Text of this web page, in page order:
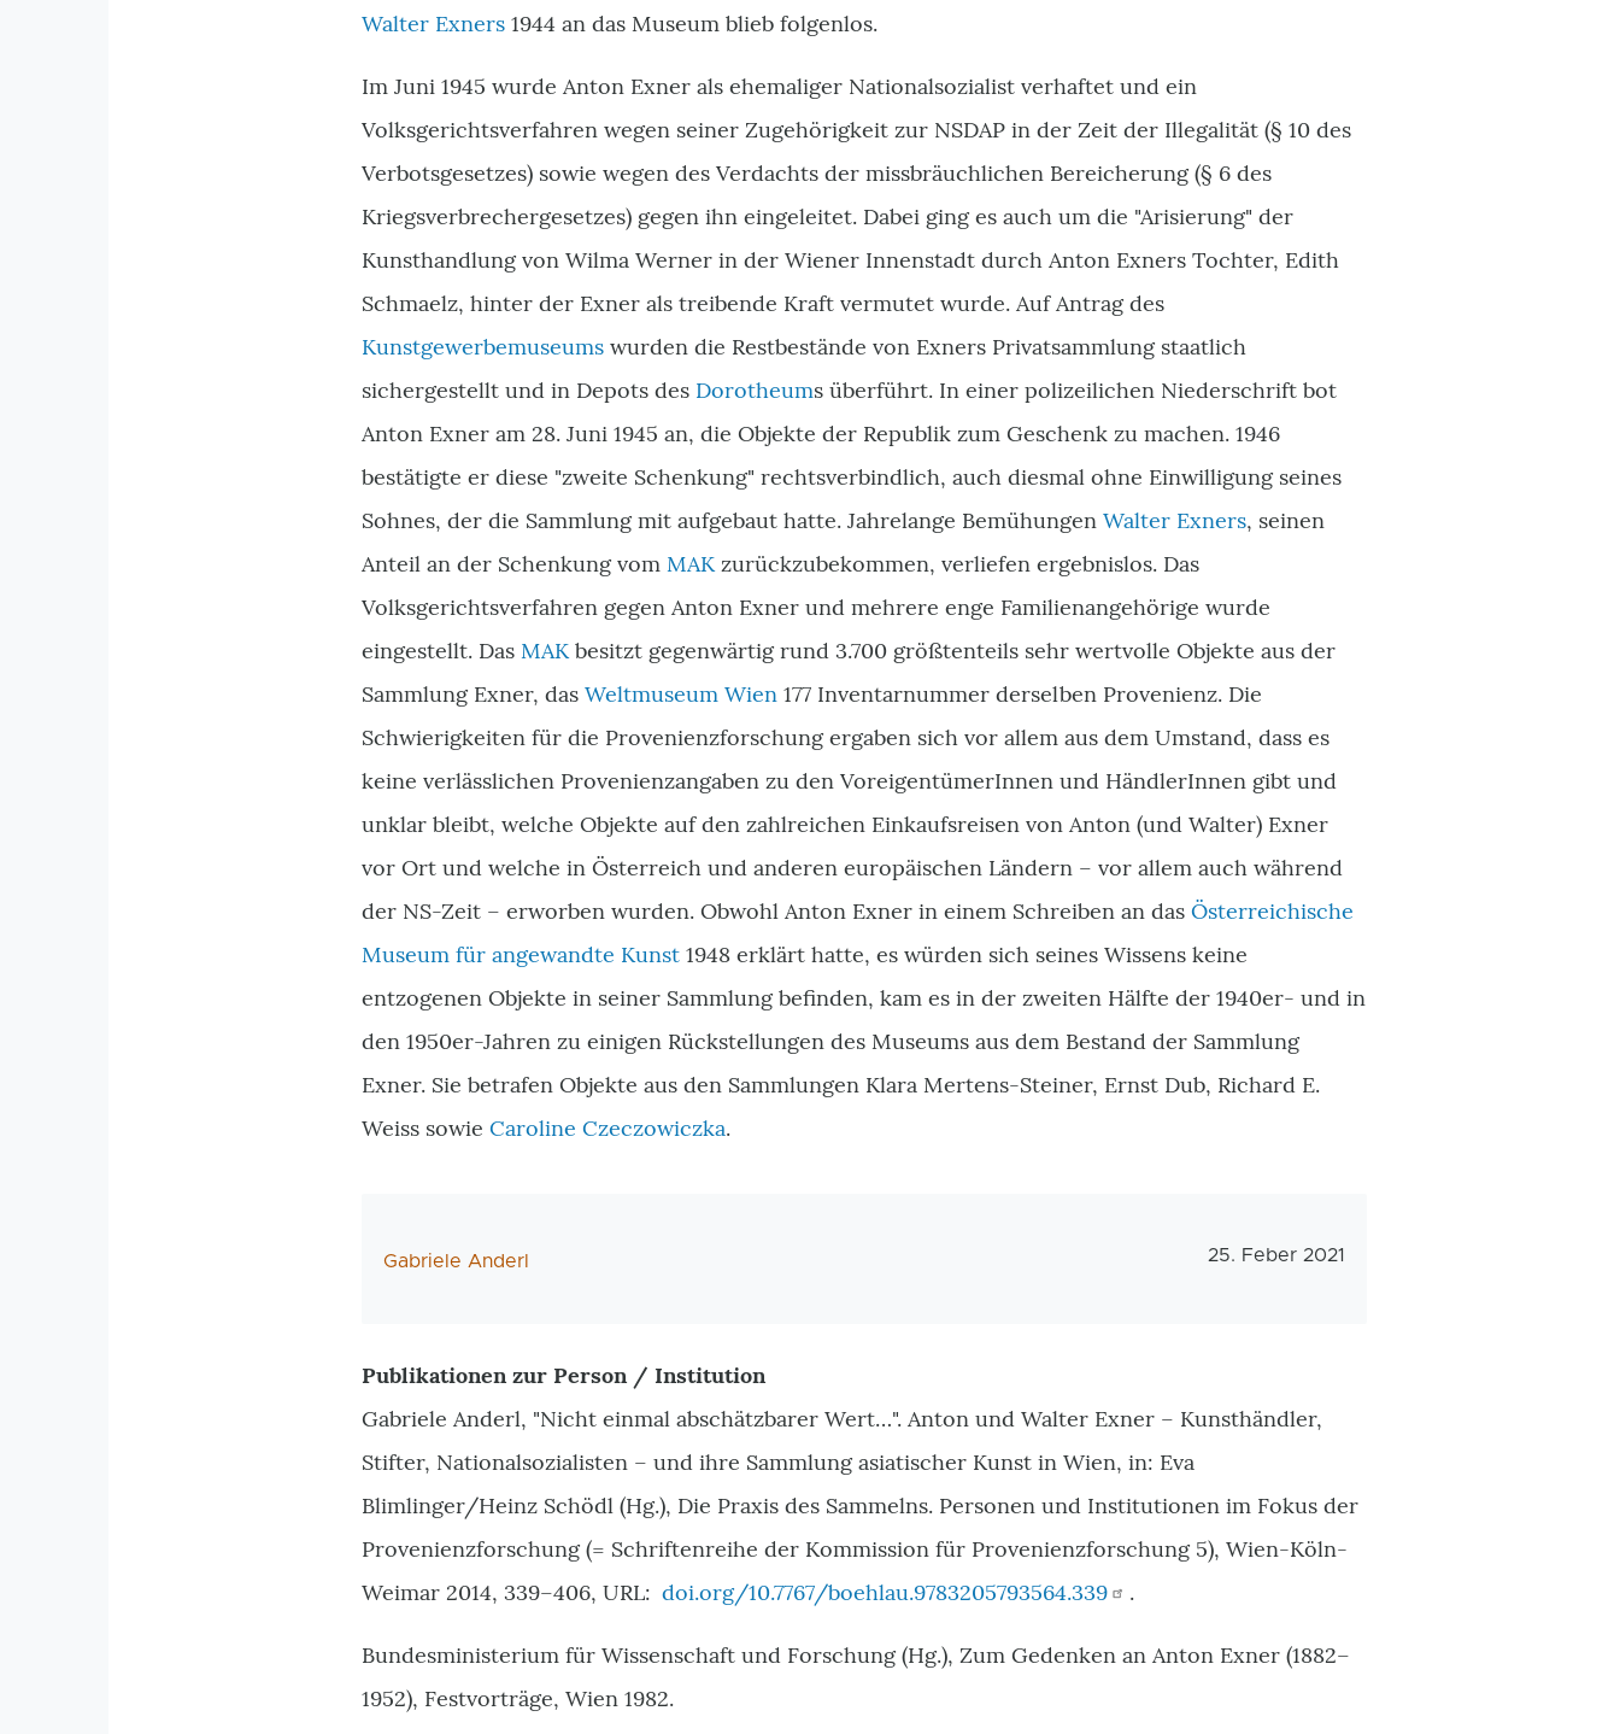
Walter Exners 1944 an das Museum blieb folgenlos.
Im Juni 1945 wurde Anton Exner als ehemaliger Nationalsozialist verhaftet und ein
Volksgerichtsverfahren wegen seiner Zugehörigkeit zur NSDAP in der Zeit der Illegalität (§ 10 des
Verbotsgesetzes) sowie wegen des Verdachts der missbräuchlichen Bereicherung (§ 6 des
Kriegsverbrechergesetzes) gegen ihn eingeleitet. Dabei ging es auch um die "Arisierung" der
Kunsthandlung von Wilma Werner in der Wiener Innenstadt durch Anton Exners Tochter, Edith
Schmaelz, hinter der Exner als treibende Kraft vermutet wurde. Auf Antrag des
Kunstgewerbemuseums wurden die Restbestände von Exners Privatsammlung staatlich
sichergestellt und in Depots des Dorotheums überführt. In einer polizeilichen Niederschrift bot
Anton Exner am 28. Juni 1945 an, die Objekte der Republik zum Geschenk zu machen. 1946
bestätigte er diese "zweite Schenkung" rechtsverbindlich, auch diesmal ohne Einwilligung seines
Sohnes, der die Sammlung mit aufgebaut hatte. Jahrelange Bemühungen Walter Exners, seinen
Anteil an der Schenkung vom MAKzurückzubekommen, verliefen ergebnislos. Das
Volksgerichtsverfahren gegen Anton Exner und mehrere enge Familienangehörige wurde
eingestellt. Das MAKbesitzt gegenwärtig rund 3.700 größtenteils sehr wertvolle Objekte aus der
Sammlung Exner, das Weltmuseum Wien 177 Inventarnummer derselben Provenienz. Die
Schwierigkeiten für die Provenienzforschung ergaben sich vor allem aus dem Umstand, dass es
keine verlässlichen Provenienzangaben zu den Voreigentümer­Innen und HändlerInnen gibt und
unklar bleibt, welche Objekte auf den zahlreichen Einkaufsreisen von Anton (und Walter) Exner
vor Ort und welche in Österreich und anderen europäischen Ländern – vor allem auch während
der NS-Zeit – erworben wurden. Obwohl Anton Exner in einem Schreiben an das Österreichische
Museum für angewandte Kunst 1948 erklärt hatte, es würden sich seines Wissens keine
entzogenen Objekte in seiner Sammlung befinden, kam es in der zweiten Hälfte der 1940er- und in
den 1950er-Jahren zu einigen Rückstellungen des Museums aus dem Bestand der Sammlung
Exner. Sie betrafen Objekte aus den Sammlungen Klara Mertens-Steiner, Ernst Dub, Richard E.
Weiss sowie Caroline Czeczowiczka.
AutorIn
Gabriele Anderl Veröffentlichungsdatum
25. Feber 2021
Publikationen zur Person / Institution
Gabriele Anderl, "Nicht einmal abschätzbarer Wert…". Anton und Walter Exner – Kunsthändler,
Stifter, Nationalsozialisten – und ihre Sammlung asiatischer Kunst in Wien, in: Eva
Blimlinger/Heinz Schödl (Hg.), Die Praxis des Sammelns. Personen und Institutionen im Fokus der
Provenienzforschung (= Schriftenreihe der Kommission für Provenienzforschung 5), Wien-Köln-
Weimar 2014, 339–406, URL: doi.org/10.7767/boehlau.9783205793564.339 .
Bundesministerium für Wissenschaft und Forschung (Hg.), Zum Gedenken an Anton Exner (1882–
1952), Festvorträge, Wien 1982.